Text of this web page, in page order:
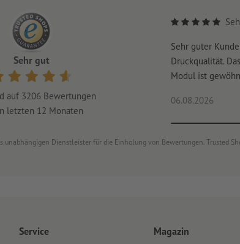
Sehr gut
auf 3206 Bewertungen
letzten 12 Monaten
Sehr guter
Druckqualität.
Modul ist
06.08.2026
unabhängigen Dienstleister für die Einholung von Bewertungen. Trusted
Service Magazin